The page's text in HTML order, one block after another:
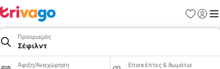
Προορισμός
Σέφιλντ
Άφιξη/Αναχώρηση Επισκέπτες & δωμάτια